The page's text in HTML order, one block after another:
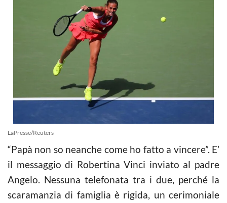
LaPresse/Reuters
“Papà non so neanche come ho fatto a vincere”. E’
il messaggio di Robertina Vinci inviato al padre
Angelo. Nessuna telefonata tra i due, perché la
scaramanzia di famiglia è rigida, un cerimoniale